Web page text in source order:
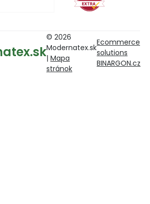
© 2026
Modernatex.sk
| Mapa
stránok
Ecommerce
solutions
BINARGON.cz